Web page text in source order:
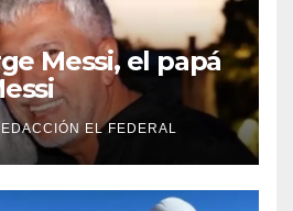
Messi, el papá
EL FEDERAL